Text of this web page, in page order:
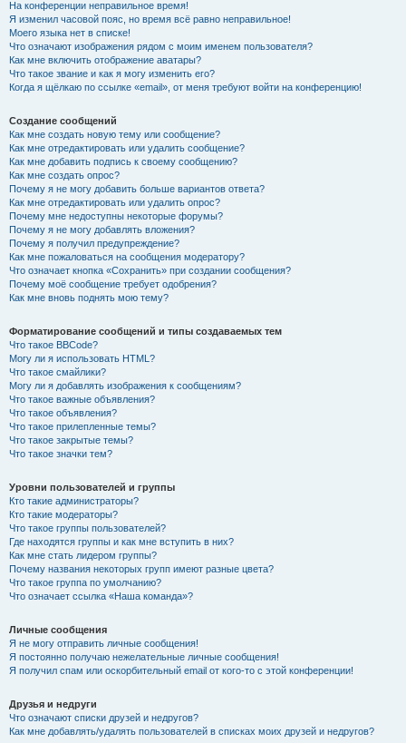
На конференции неправильное время!
Я изменил часовой пояс, но время всё равно неправильное!
Моего языка нет в списке!
Что означают изображения рядом с моим именем пользователя?
Как мне включить отображение аватары?
Что такое звание и как я могу изменить его?
Когда я щёлкаю по ссылке «email», от меня требуют войти на конференцию!
Создание сообщений
Как мне создать новую тему или сообщение?
Как мне отредактировать или удалить сообщение?
Как мне добавить подпись к своему сообщению?
Как мне создать опрос?
Почему я не могу добавить больше вариантов ответа?
Как мне отредактировать или удалить опрос?
Почему мне недоступны некоторые форумы?
Почему я не могу добавлять вложения?
Почему я получил предупреждение?
Как мне пожаловаться на сообщения модератору?
Что означает кнопка «Сохранить» при создании сообщения?
Почему моё сообщение требует одобрения?
Как мне вновь поднять мою тему?
Форматирование сообщений и типы создаваемых тем
Что такое BBCode?
Могу ли я использовать HTML?
Что такое смайлики?
Могу ли я добавлять изображения к сообщениям?
Что такое важные объявления?
Что такое объявления?
Что такое прилепленные темы?
Что такое закрытые темы?
Что такое значки тем?
Уровни пользователей и группы
Кто такие администраторы?
Кто такие модераторы?
Что такое группы пользователей?
Где находятся группы и как мне вступить в них?
Как мне стать лидером группы?
Почему названия некоторых групп имеют разные цвета?
Что такое группа по умолчанию?
Что означает ссылка «Наша команда»?
Личные сообщения
Я не могу отправить личные сообщения!
Я постоянно получаю нежелательные личные сообщения!
Я получил спам или оскорбительный email от кого-то с этой конференции!
Друзья и недруги
Что означают списки друзей и недругов?
Как мне добавлять/удалять пользователей в списках моих друзей и недругов?